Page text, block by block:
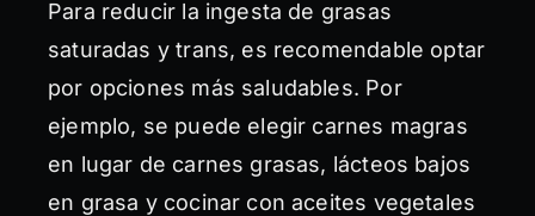
Para reducir la ingesta de grasas
saturadas y trans, es recomendable optar
por opciones más saludables. Por
ejemplo, se puede elegir carnes magras
en lugar de carnes grasas, lácteos bajos
en grasa y cocinar con aceites vegetales